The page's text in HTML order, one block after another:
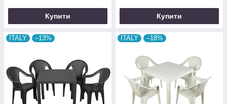
Купити Купити
ITALY –13% ITALY –18%